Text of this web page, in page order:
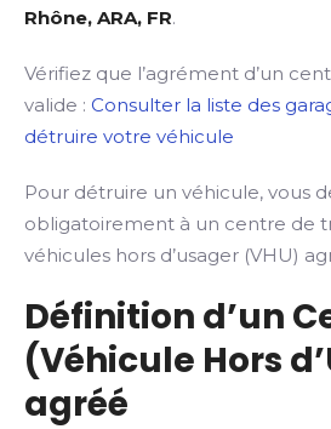
Rhône, ARA, FR.
Vérifiez que l’agrément d’un
valide : Consulter la liste des
détruire votre véhicule
Pour détruire un véhicule, vous
obligatoirement à un centre de
véhicules hors d’usager (VHU)
Définition d’un
(Véhicule Hors
agréé